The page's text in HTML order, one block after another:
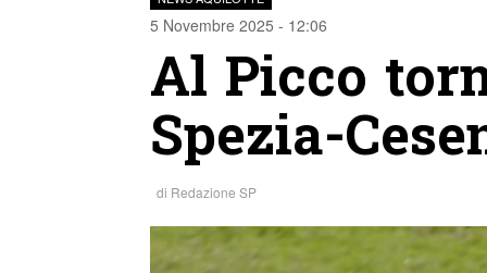
5 Novembre 2025 - 12:06
Al Picco
Spezia-
di Redazione SP